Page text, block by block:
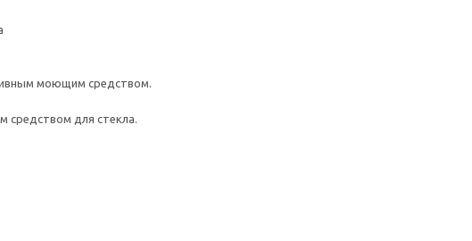
моющим средством.
средством для стекла.